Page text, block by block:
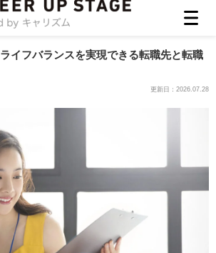
イフバランスを実現できる転職先と転職
更新日：2026.07.28